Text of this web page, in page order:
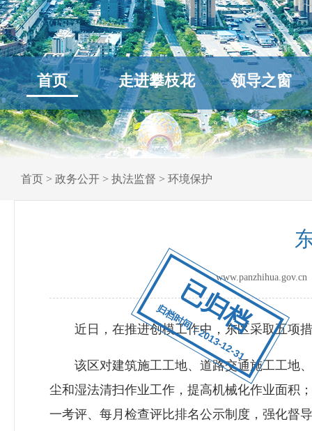
已归档
归档时间：2013-12-31
首页 走进攀枝花 领导之窗
首页 > 政务公开 > 执法监督 > 环境保护
近日，在推进创模工作中，东区采取五项
该区对建筑施工工地、道路交通施工工地、
尘和湿法清扫作业工作，提高机械化作业面积
一考评、每月检查评比排名公示制度，强化督